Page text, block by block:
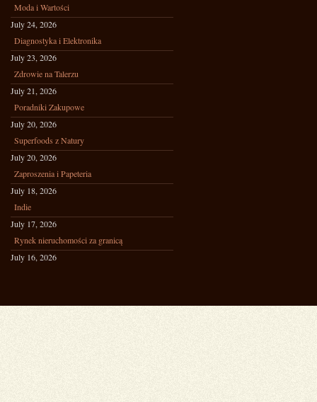
Moda i Wartości
July 24, 2026
Diagnostyka i Elektronika
July 23, 2026
Zdrowie na Talerzu
July 21, 2026
Poradniki Zakupowe
July 20, 2026
Superfoods z Natury
July 20, 2026
Zaproszenia i Papeteria
July 18, 2026
Indie
July 17, 2026
Rynek nieruchomości za granicą
July 16, 2026